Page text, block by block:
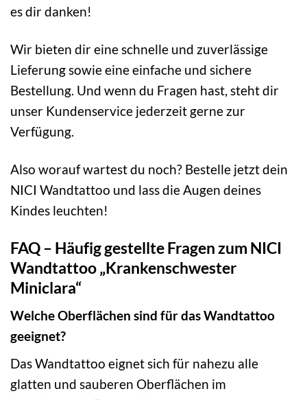
es dir danken!
Wir bieten dir eine schnelle und zuverlässige
Lieferung sowie eine einfache und sichere
Bestellung. Und wenn du Fragen hast, steht dir
unser Kundenservice jederzeit gerne zur
Verfügung.
Also worauf wartest du noch? Bestelle jetzt dein
NICI Wandtattoo und lass die Augen deines
Kindes leuchten!
FAQ – Häufig gestellte Fragen zum NICI
Wandtattoo „Krankenschwester
Miniclara“
Welche Oberflächen sind für das Wandtattoo
geeignet?
Das Wandtattoo eignet sich für nahezu alle
glatten und sauberen Oberflächen im